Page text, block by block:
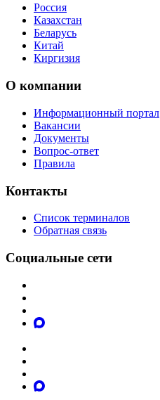
Россия
Казахстан
Беларусь
Китай
Киргизия
О компании
Информационный портал
Вакансии
Документы
Вопрос-ответ
Правила
Контакты
Список терминалов
Обратная связь
Социальные сети